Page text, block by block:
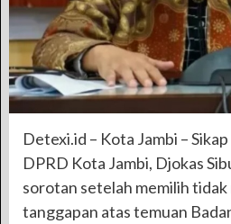
Detexi.id – Kota Jambi –
DPRD Kota Jambi, Djokas
sorotan setelah memilih
tanggapan atas temuan